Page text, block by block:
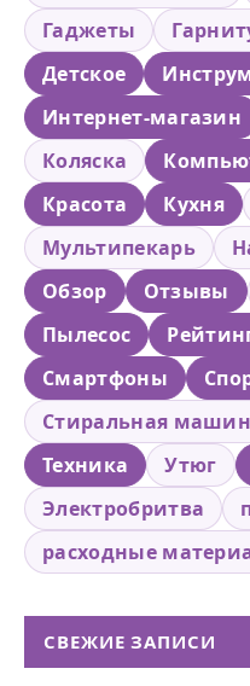
Гаджеты
Детское
Интернет-магазин
Коляска
Красота
Кухня
Мультипекарь
Обзор
Отзывы
Пылесос
Смартфоны
Стиральная
Техника
Утюг
Электробритва
расходные
СВЕЖИЕ ЗАПИСИ